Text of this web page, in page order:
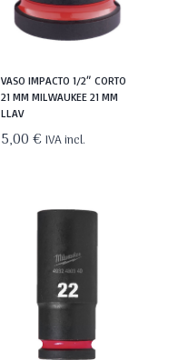
VASO IMPACTO 1/2″ CORTO
21 MM MILWAUKEE 21 MM
LLAV
5,00€ IVA incl.